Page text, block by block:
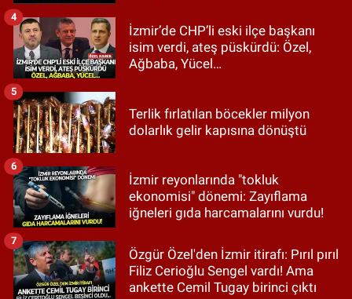
İzmir’de CHP’li eski ilçe başkanı
isim verdi, ateş püskürdü: Özel,
Ağbaba, Yücel…
4
Terlik fırlatılan böcekler milyon
dolarlık gelir kapısına dönüştü
5
İzmir reyonlarında "tokluk
ekonomisi" dönemi: Zayıflama
iğneleri gıda harcamalarını vurdu!
6
Özgür Özel'den İzmir itirafı: Pırıl pırıl
Filiz Cerioğlu Sengel vardı! Ama
ankette Cemil Tugay birinci çıktı
7